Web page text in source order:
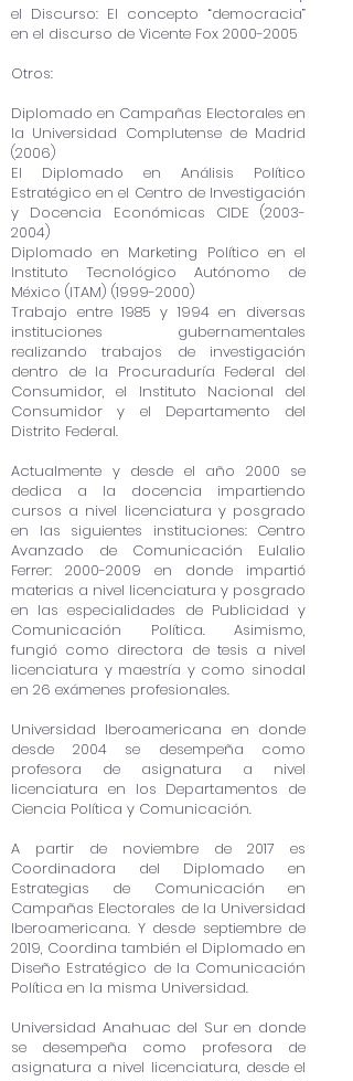
el Discurso: El concepto “democracia”
en el discurso de Vicente Fox 2000-2005
Otros:
Diplomado en Campañas Electorales en
la Universidad Complutense de Madrid
(2006)
El Diplomado en Análisis Político
Estratégico en el Centro de Investigación
y Docencia Económicas CIDE (2003-
2004)
Diplomado en Marketing Político en el
Instituto Tecnológico Autónomo de
México (ITAM) (1999-2000)
Trabajo entre 1985 y 1994 en diversas
instituciones gubernamentales
realizando trabajos de investigación
dentro de la Procuraduría Federal del
Consumidor, el Instituto Nacional del
Consumidor y el Departamento del
Distrito Federal.
Actualmente y desde el año 2000 se
dedica a la docencia impartiendo
cursos a nivel licenciatura y posgrado
en las siguientes instituciones: Centro
Avanzado de Comunicación Eulalio
Ferrer: 2000-2009 en donde impartió
materias a nivel licenciatura y posgrado
en las especialidades de Publicidad y
Comunicación Política. Asimismo,
fungió como directora de tesis a nivel
licenciatura y maestría y como sinodal
en 26 exámenes profesionales.
Universidad Iberoamericana en donde
desde 2004 se desempeña como
profesora de asignatura a nivel
licenciatura en los Departamentos de
Ciencia Política y Comunicación.
A partir de noviembre de 2017 es
Coordinadora del Diplomado en
Estrategias de Comunicación en
Campañas Electorales de la Universidad
Iberoamericana. Y desde septiembre de
2019, Coordina también el Diplomado en
Diseño Estratégico de la Comunicación
Política en la misma Universidad.
Universidad Anahuac del Sur en donde
se desempeña como profesora de
asignatura a nivel licenciatura, desde el